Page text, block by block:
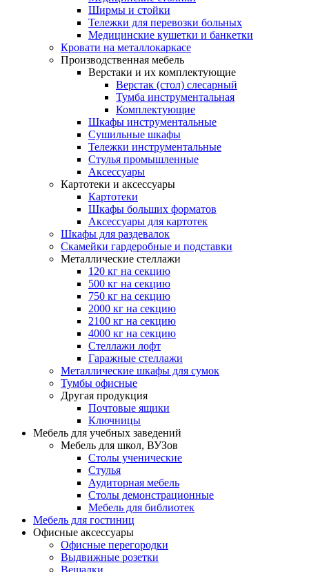
Ширмы и стойки
Тележки для перевозки больных
Медицинские кушетки и банкетки
Кровати на металлокаркасе
Производственная мебель
Верстаки и их комплектующие
Верстак (стол) слесарный
Тумба инструментальная
Комплектующие
Шкафы инструментальные
Сушильные шкафы
Тележки инструментальные
Стулья промышленные
Аксессуары
Картотеки и аксессуары
Картотеки
Шкафы больших форматов
Аксессуары для картотек
Шкафы для раздевалок
Скамейки гардеробные и подставки
Металлические стеллажи
120 кг на секцию
500 кг на секцию
750 кг на секцию
2000 кг на секцию
2100 кг на секцию
4000 кг на секцию
Стеллажи лофт
Гаражные стеллажи
Металлические шкафы для сумок
Тумбы офисные
Другая продукция
Почтовые ящики
Ключницы
Мебель для учебных заведений
Мебель для школ, ВУЗов
Столы ученические
Стулья
Аудиторная мебель
Столы демонстрационные
Мебель для библиотек
Мебель для гостиниц
Офисные аксессуары
Офисные перегородки
Выдвижные розетки
Вешалки